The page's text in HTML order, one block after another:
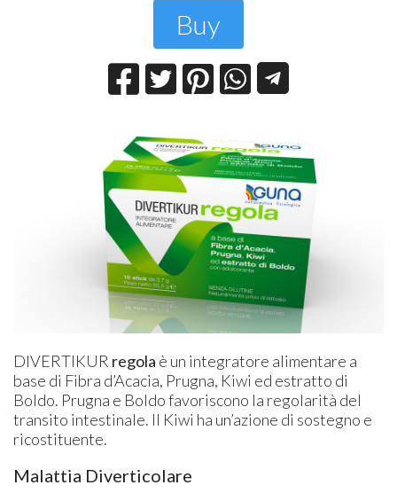
Buy
DIVERTIKUR regola è un integratore alimentare a
base di Fibra d’Acacia, Prugna, Kiwi ed estratto di
Boldo. Prugna e Boldo favoriscono la regolarità del
transito intestinale. Il Kiwi ha un’azione di sostegno e
ricostituente.
Malattia Diverticolare